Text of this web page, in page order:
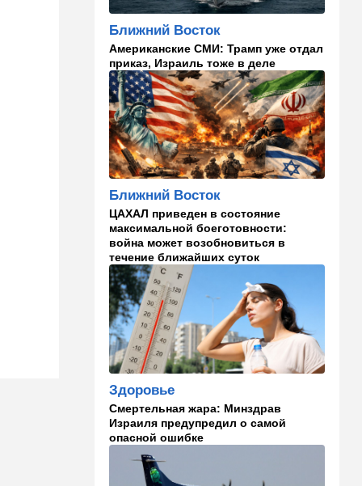
11:49 Общество
11 лет в бегах: в Бен-
Гурионе арестован педофил,
орудовавший в Хайфе,
Крайот и Кирьят-Шмоне
11:35 Израиль
США и Израиль могут
перейти к беспрецедентному
оборонному партнерству
11:03 Общество
Найдено сильно
разложившееся тело:
поиски 23-летнего парня
приняли трагический оборот
10:32 Деньги
Где самые дешевые
продукты онлайн
09:57 Технологии
Важнейший совет
экспертов: это может спасти
вас и вашу семью от
стремительно
распространяющейся
угрозы
Ближний Восток
Американские СМИ: Трамп уже отдал
приказ, Израиль тоже в деле
Ближний Восток
ЦАХАЛ приведен в состояние
максимальной боеготовности:
война может возобновиться в
течение ближайших суток
Здоровье
Смертельная жара: Минздрав
Израиля предупредил о самой
опасной ошибке